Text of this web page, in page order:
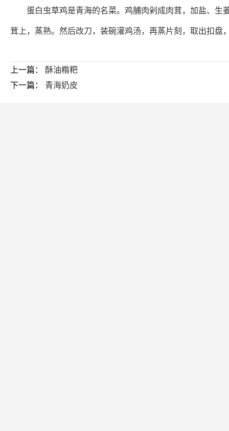
蛋白虫草鸡是青海的名菜。鸡脯肉剁成肉茸，加盐、生
茸上，蒸熟。然后改刀，装碗灌鸡汤，再蒸片刻，取出扣
上一篇： 酥油糌粑
下一篇： 青海奶皮